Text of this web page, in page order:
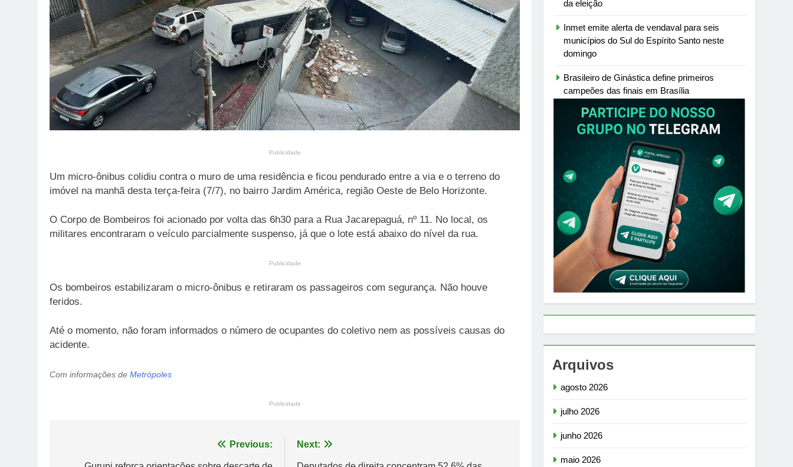
Publicidade
Um micro-ônibus colidiu contra o muro de uma residência e ficou pendurado entre a via e o terreno do
imóvel na manhã desta terça-feira (7/7), no bairro Jardim América, região Oeste de Belo Horizonte.
O Corpo de Bombeiros foi acionado por volta das 6h30 para a Rua Jacarepaguá, nº 11. No local, os
militares encontraram o veículo parcialmente suspenso, já que o lote está abaixo do nível da rua.
Publicidade
Os bombeiros estabilizaram o micro-ônibus e retiraram os passageiros com segurança. Não houve
feridos.
Até o momento, não foram informados o número de ocupantes do coletivo nem as possíveis causas do
acidente.
Com informações de Metrópoles
Publicidade
Previous: Next:
da eleição
Inmet emite alerta de vendaval para seis
municípios do Sul do Espírito Santo neste
domingo
Brasileiro de Ginástica define primeiros
campeões das finais em Brasília
Arquivos
agosto 2026
julho 2026
junho 2026
maio 2026